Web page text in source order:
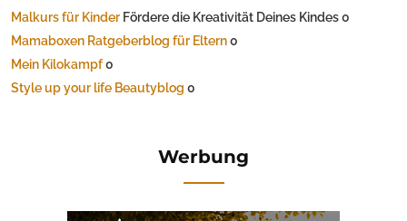
Malkurs für Kinder Fördere die Kreativität Deines Kindes 0
Mamaboxen Ratgeberblog für Eltern0
Mein Kilokampf0
Style up your life Beautyblog 0
Werbung